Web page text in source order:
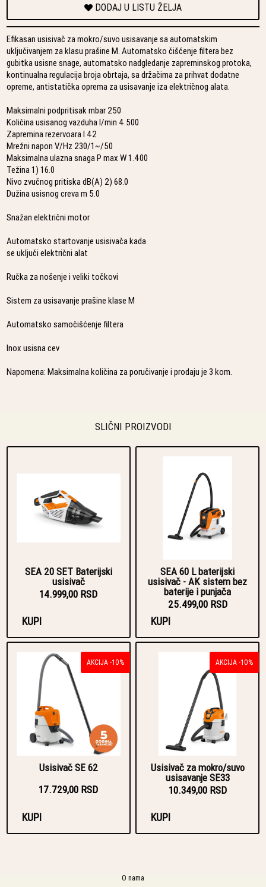
DODAJ U LISTU ŽELJA
Efikasan usisivač za mokro/suvo usisavanje sa automatskim
uključivanjem za klasu prašine M. Automatsko čišćenje filtera bez
gubitka usisne snage, automatsko nadgledanje zapreminskog protoka,
kontinualna regulacija broja obrtaja, sa držačima za prihvat dodatne
opreme, antistatička oprema za usisavanje iza električnog alata.
Maksimalni podpritisak mbar 250
Količina usisanog vazduha l/min 4.500
Zapremina rezervoara l 42
Mrežni napon V/Hz 230/1~/50
Maksimalna ulazna snaga P max W 1.400
Težina 1) 16.0
Nivo zvučnog pritiska dB(A) 2) 68.0
Dužina usisnog creva m 5.0
Snažan električni motor
Automatsko startovanje usisivača kada
se uključi električni alat
Ručka za nošenje i veliki točkovi
Sistem za usisavanje prašine klase M
Automatsko samočišćenje filtera
Inox usisna cev
Napomena: Maksimalna količina za poručivanje i prodaju je 3 kom.
SLIČNI PROIZVODI
SEA 20 SET Baterijski
usisivač
14.999,00 RSD
KUPI
SEA 60 L baterijski
usisivač - AK sistem bez
baterije i punjača
25.499,00 RSD
KUPI
AKCIJA -10%
Usisivač SE 62
17.729,00 RSD
KUPI
AKCIJA -10%
Usisivač za mokro/suvo
usisavanje SE33
10.349,00 RSD
KUPI
O nama